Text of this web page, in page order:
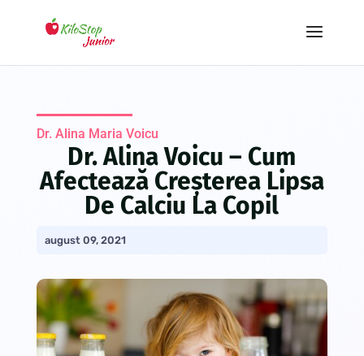
Dr. Alina Maria Voicu
Dr. Alina Voicu – Cum
Afectează Creșterea Lipsa
De Calciu La Copil
august 09, 2021